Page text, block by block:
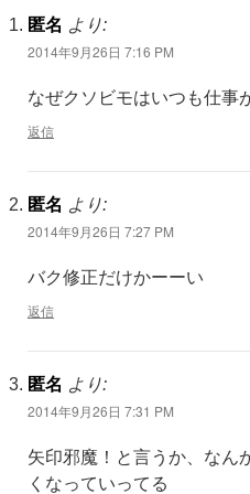
匿名 より:
2014年9月26日 7:16 PM
なぜクソビモはいつも仕事
返信
匿名 より:
2014年9月26日 7:27 PM
バク修正だけかーーい
返信
匿名 より:
2014年9月26日 7:31 PM
矢印邪魔！と言うか、なん
くなっていってる